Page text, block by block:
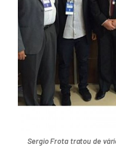
Sergio Frota tratou de